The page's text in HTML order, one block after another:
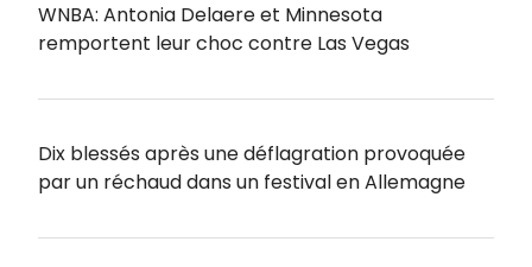
WNBA: Antonia Delaere et Minnesota
remportent leur choc contre Las Vegas
Dix blessés après une déflagration provoquée
par un réchaud dans un festival en Allemagne